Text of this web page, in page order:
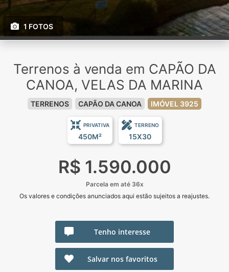
1 FOTOS
Terrenos à venda em CAPÃO DA
CANOA, VELAS DA MARINA
TERRENOS CAPÃO DA CANOA IMÓVEL 3925
PRIVATIVA
450M²
TERRENO
15X30
R$ 1.590.000
Parcela em até 36x
Os valores e condições anunciados aqui estão sujeitos a reajustes.
Tenho interesse
Salvar nos favoritos